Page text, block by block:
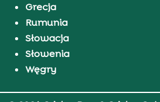
Grecja
Rumunia
Słowacja
Słowenia
Węgry